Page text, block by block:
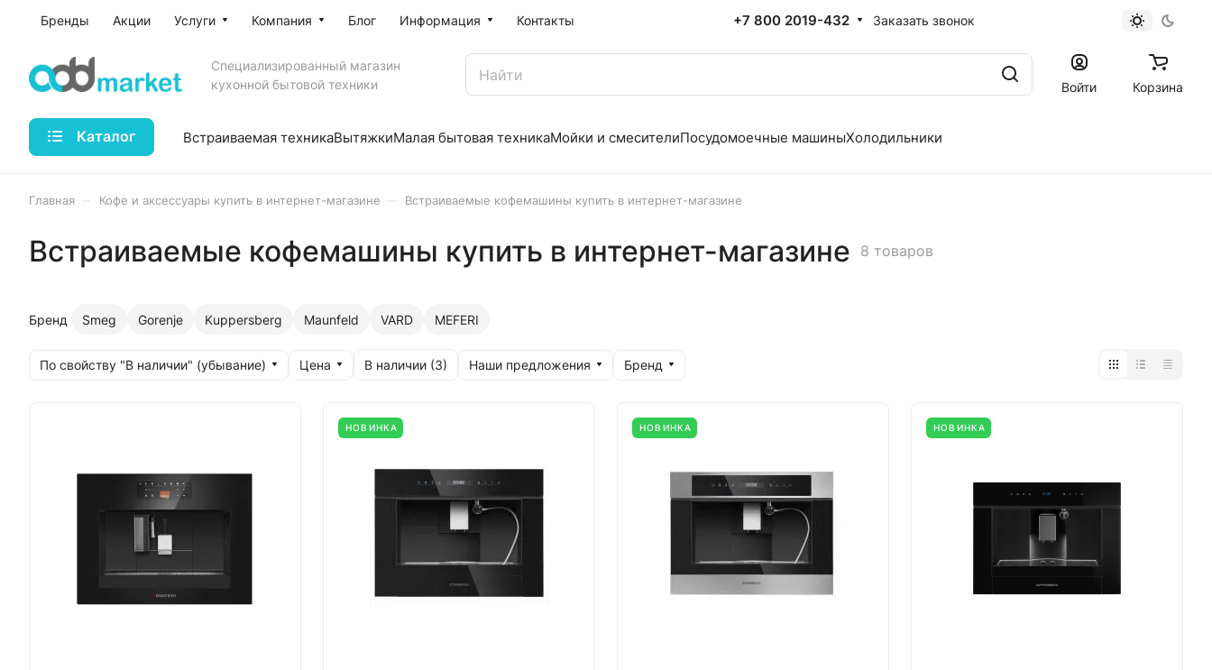
Бренды Акции Услуги Компания Блог Информация Контакты +7 800 2019-432 Заказать звонок
Специализированный магазин
кухонной бытовой техники
Войти Корзина
Каталог Встраиваемая техникаВытяжкиМалая бытовая техникаМойки и смесителиПосудомоечные машиныХолодильники
Главная Кофе и аксессуары купить в интернет-магазине Встраиваемые кофемашины купить в интернет-магазине
Встраиваемые кофемашины купить в интернет-магазине 8 товаров
Бренд Smeg Gorenje Kuppersberg Maunfeld VARD MEFERI
По свойству "В наличии" (убывание) Цена В наличии (3) Наши предложения Бренд
НОВИНКА НОВИНКА НОВИНКА